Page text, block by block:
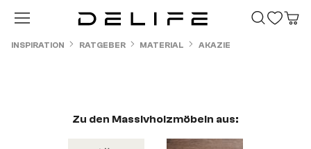
Zum Hauptinhalt springen
INSPIRATION RATGEBER MATERIAL AKAZIE
Zu den Massivholzmöbeln aus: